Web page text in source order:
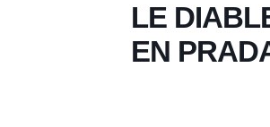
LE
EN